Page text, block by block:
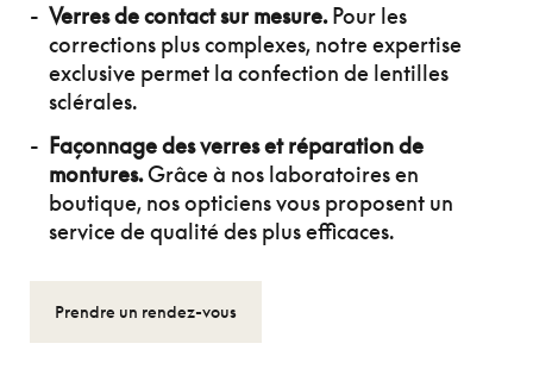
Verres de contact sur mesure.Pour les
corrections plus complexes, notre expertise
exclusive permet la confection de lentilles
sclérales.
Façonnage des verres et réparation de
montures.Grâce à nos laboratoires en
boutique, nos opticiens vous proposent un
service de qualité des plus efficaces.
Prendre un rendez-vous